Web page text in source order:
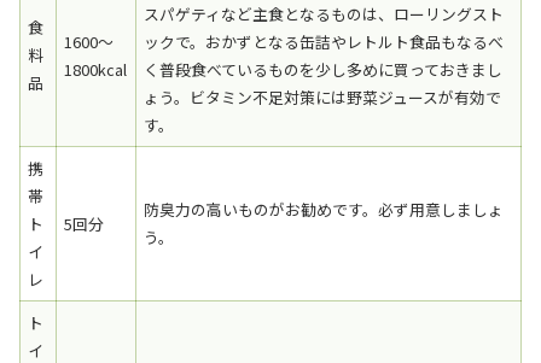
食
料
品
1600～
1800kcal
スパゲティなど主食となるものは、ローリングスト
ックで。おかずとなる缶詰やレトルト食品もなるべ
く普段食べているものを少し多めに買っておきまし
ょう。ビタミン不足対策には野菜ジュースが有効で
す。
携
帯
ト
イ
レ
5回分
防臭力の高いものがお勧めです。必ず用意しましょ
う。
ト
イ